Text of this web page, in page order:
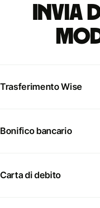
Invia
Trasferimento Wise
Bonifico bancario
Carta di debito